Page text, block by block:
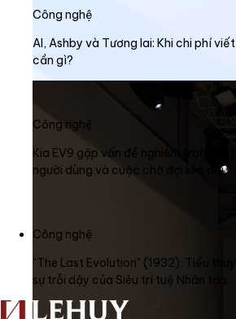
Công nghệ
AI, Ashby và Tương lai: Khi chi phí
cần gì?
Công nghệ
Kia EV9 gặp vấn đề nghiêm trọng về
người dùng và cuộc chờ đợi kéo dài
Công nghệ
"The Last Evolution" (1932): Tiểu
sự trỗi dậy của Siêu trí tuệ Nhân tạo